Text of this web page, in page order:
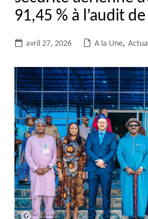
91,45 % à l’audit de
avril 27, 2026 A la Une,